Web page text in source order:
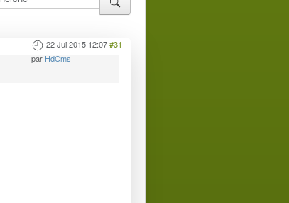
22 Jui 2015 12:07#31
parHdCms